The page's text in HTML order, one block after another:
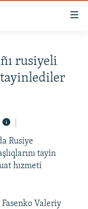
rusiyeli
tayinlediler
Rusiye
tayin
hızmeti
Valeriy